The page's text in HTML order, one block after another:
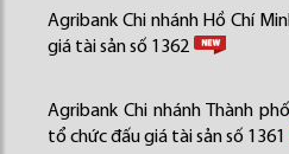
Agribank Chi nhánh Hồ Chí
giá tài sản số 1362
Agribank Chi nhánh Thành
tổ chức đấu giá tài sản số 1361